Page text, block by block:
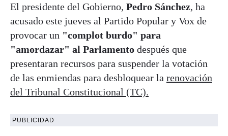
El presidente del Gobierno, Pedro Sánchez, ha
acusado este jueves al Partido Popular y Vox de
provocar un "complot burdo" para
"amordazar" al Parlamento después que
presentaran recursos para suspender la votación
de las enmiendas para desbloquear la renovación
del Tribunal Constitucional (TC).
PUBLICIDAD